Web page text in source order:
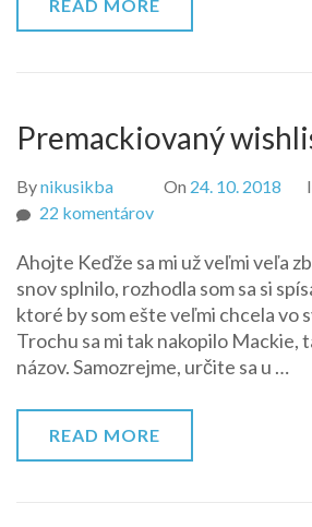
READ MORE
Premackiovaný
Bynikusikba On 24. 10. 2018
22 komentárovna
wishlist
Ahojte Keďže sa mi už veľmi veľa
snov splnilo, rozhodla som sa si
ktoré by som ešte veľmi chcela vo
Trochu sa mi tak nakopilo Mackie,
názov. Samozrejme, určite sa u …
READ MORE